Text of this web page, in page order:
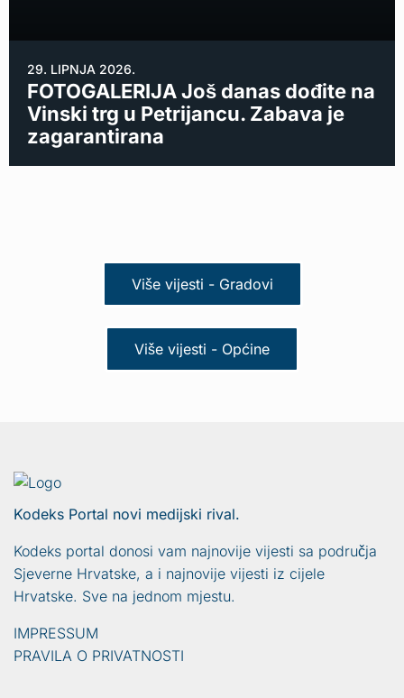
29. LIPNJA 2026.
FOTOGALERIJA Još danas dođite na
Vinski trg u Petrijancu. Zabava je
zagarantirana
Više vijesti - Gradovi
Više vijesti - Općine
Kodeks Portal novi medijski rival.
Kodeks portal donosi vam najnovije vijesti sa područja
Sjeverne Hrvatske, a i najnovije vijesti iz cijele
Hrvatske. Sve na jednom mjestu.
IMPRESSUM
PRAVILA O PRIVATNOSTI